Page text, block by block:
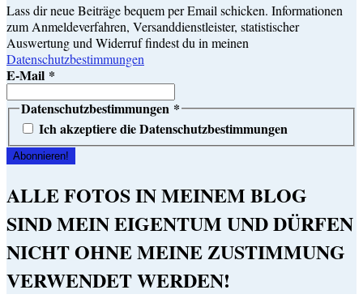
Lass dir neue Beiträge bequem per Email schicken. Informationen
zum Anmeldeverfahren, Versanddienstleister, statistischer
Auswertung und Widerruf findest du in meinen
Datenschutzbestimmungen
E-Mail *
Datenschutzbestimmungen *
Ich akzeptiere die Datenschutzbestimmungen
ALLE FOTOS IN MEINEM BLOG
SIND MEIN EIGENTUM UND DÜRFEN
NICHT OHNE MEINE ZUSTIMMUNG
VERWENDET WERDEN!